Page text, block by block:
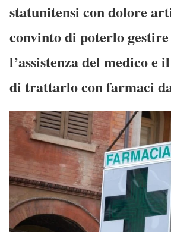
statunitensi con dolore
convinto di poterlo gestire
l’assistenza del medico e
di trattarlo con farmaci